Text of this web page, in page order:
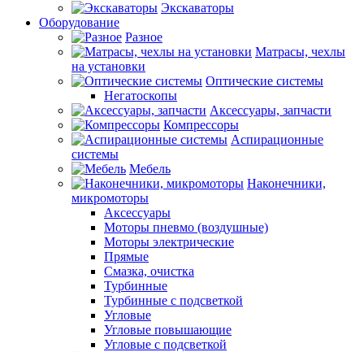
Экскаваторы
Оборудование
Разное
Матрасы, чехлы
на установки
Оптические системы
Негатоскопы
Аксессуары, запчасти
Компрессоры
Аспирационные
системы
Мебель
Наконечники,
микромоторы
Аксессуары
Моторы пневмо (воздушные)
Моторы электрические
Прямые
Смазка, очистка
Турбинные
Турбинные с подсветкой
Угловые
Угловые повышающие
Угловые с подсветкой